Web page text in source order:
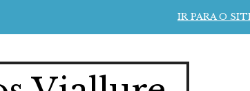
IR PARA O